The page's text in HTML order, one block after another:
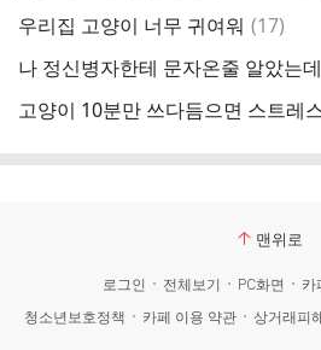
우리집 고양이 너무 귀여워 댓
(17)
고양이 10분만 쓰다듬으면 스트레
맨위로
로그인 전체보기 PC화면 카
청소년보호정책
카페 이용 약관 상거래피